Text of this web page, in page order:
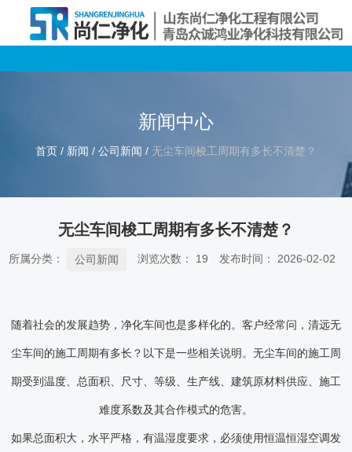
新闻中心
首页 / 新闻 / 公司新闻 / 无尘车间梭工周期有多长不清楚？
无尘车间梭工周期有多长不清楚？
所属分类： 公司新闻 浏览次数： 19 发布时间： 2026-02-02
随着社会的发展趋势，净化车间也是多样化的。客户经常问，清远无
尘车间的施工周期有多长？以下是一些相关说明。无尘车间的施工周
期受到温度、总面积、尺寸、等级、生产线、建筑原材料供应、施工
难度系数及其合作模式的危害。
如果总面积大，水平严格，有温湿度要求，必须使用恒温恒湿空调发